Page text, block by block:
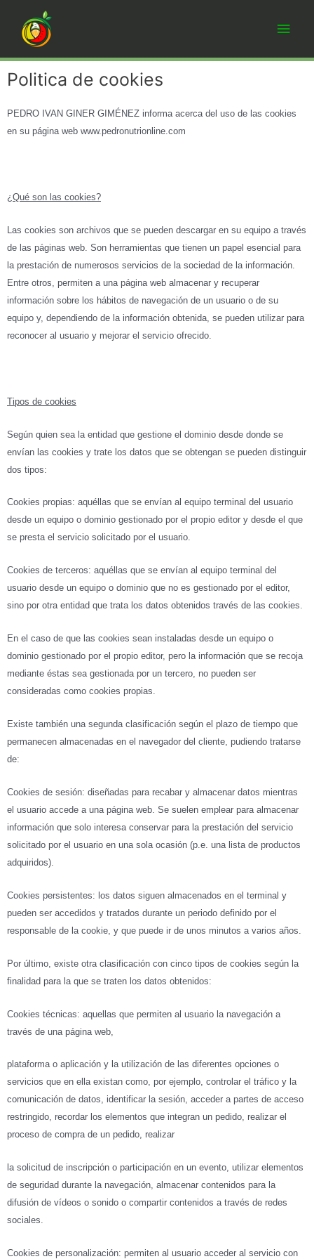
Politica de cookies
PEDRO IVAN GINER GIMÉNEZ informa acerca del uso de las cookies
en su página web www.pedronutrionline.com
¿Qué son las cookies?
Las cookies son archivos que se pueden descargar en su equipo a través
de las páginas web. Son herramientas que tienen un papel esencial para
la prestación de numerosos servicios de la sociedad de la información.
Entre otros, permiten a una página web almacenar y recuperar
información sobre los hábitos de navegación de un usuario o de su
equipo y, dependiendo de la información obtenida, se pueden utilizar para
reconocer al usuario y mejorar el servicio ofrecido.
Tipos de cookies
Según quien sea la entidad que gestione el dominio desde donde se
envían las cookies y trate los datos que se obtengan se pueden distinguir
dos tipos:
Cookies propias: aquéllas que se envían al equipo terminal del usuario
desde un equipo o dominio gestionado por el propio editor y desde el que
se presta el servicio solicitado por el usuario.
Cookies de terceros: aquéllas que se envían al equipo terminal del
usuario desde un equipo o dominio que no es gestionado por el editor,
sino por otra entidad que trata los datos obtenidos través de las cookies.
En el caso de que las cookies sean instaladas desde un equipo o
dominio gestionado por el propio editor, pero la información que se recoja
mediante éstas sea gestionada por un tercero, no pueden ser
consideradas como cookies propias.
Existe también una segunda clasificación según el plazo de tiempo que
permanecen almacenadas en el navegador del cliente, pudiendo tratarse
de:
Cookies de sesión: diseñadas para recabar y almacenar datos mientras
el usuario accede a una página web. Se suelen emplear para almacenar
información que solo interesa conservar para la prestación del servicio
solicitado por el usuario en una sola ocasión (p.e. una lista de productos
adquiridos).
Cookies persistentes: los datos siguen almacenados en el terminal y
pueden ser accedidos y tratados durante un periodo definido por el
responsable de la cookie, y que puede ir de unos minutos a varios años.
Por último, existe otra clasificación con cinco tipos de cookies según la
finalidad para la que se traten los datos obtenidos:
Cookies técnicas: aquellas que permiten al usuario la navegación a
través de una página web,
plataforma o aplicación y la utilización de las diferentes opciones o
servicios que en ella existan como, por ejemplo, controlar el tráfico y la
comunicación de datos, identificar la sesión, acceder a partes de acceso
restringido, recordar los elementos que integran un pedido, realizar el
proceso de compra de un pedido, realizar
la solicitud de inscripción o participación en un evento, utilizar elementos
de seguridad durante la navegación, almacenar contenidos para la
difusión de vídeos o sonido o compartir contenidos a través de redes
sociales.
Cookies de personalización: permiten al usuario acceder al servicio con